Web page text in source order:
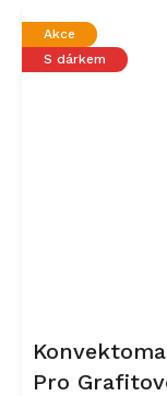
Akce
S dárkem
Pro